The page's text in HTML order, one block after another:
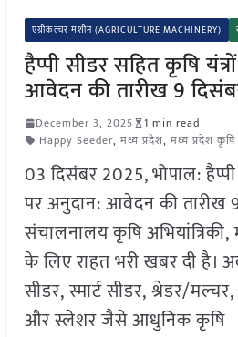
एग्रीकल्चर मशीन (AGRICULTURE MACHINERY)
हैप्पी सीडर सहित कृषि
आवेदन की तारीख 9
December 3, 2025
1 min read
Happy Seeder, मध्य प्रदेश, मध्य प्रदेश
03 दिसंबर 2025, भोपाल:
पर अनुदान: आवेदन की तारीख
संचालनालय कृषि अभियांत्रिकी,
के लिए राहत भरी खबर दी है।
सीडर, स्मार्ट सीडर, श्रेडर/
और स्लेशर जैसे आधुनिक कृषि